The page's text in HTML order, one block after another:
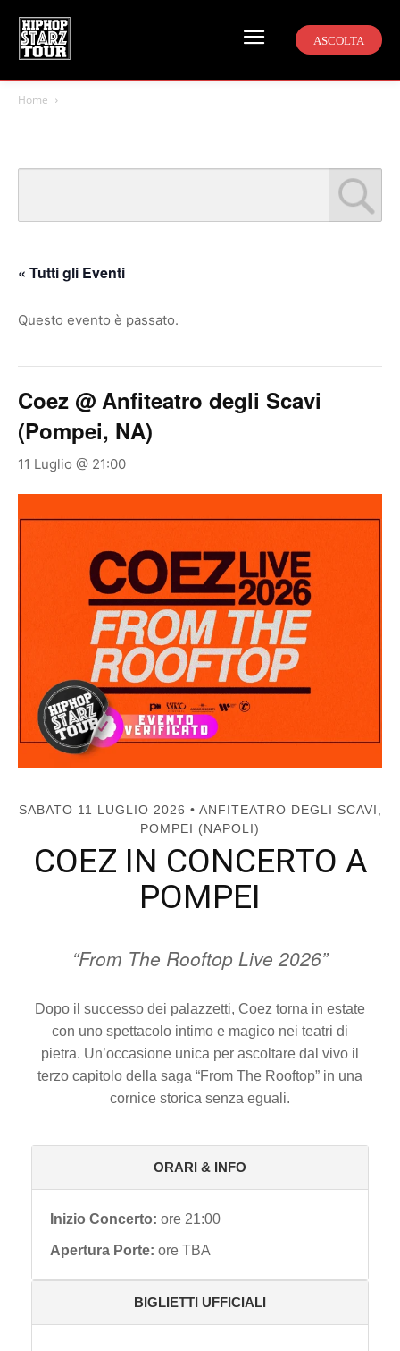
ASCOLTA
Home
« Tutti gli Eventi
Questo evento è passato.
Coez @ Anfiteatro degli Scavi
(Pompei, NA)
11 Luglio @ 21:00
SABATO 11 LUGLIO 2026 • ANFITEATRO DEGLI SCAVI,
POMPEI (NAPOLI)
COEZ IN CONCERTO A
POMPEI
“From The Rooftop Live 2026”
Dopo il successo dei palazzetti, Coez torna in estate
con uno spettacolo intimo e magico nei teatri di
pietra. Un’occasione unica per ascoltare dal vivo il
terzo capitolo della saga “From The Rooftop” in una
cornice storica senza eguali.
ORARI & INFO
Inizio Concerto: ore 21:00
Apertura Porte: ore TBA
BIGLIETTI UFFICIALI